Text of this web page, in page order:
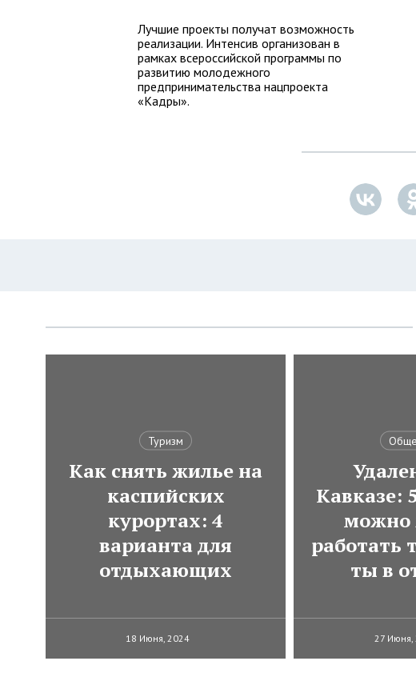
Лучшие проекты получат возможность
реализации. Интенсив организован в
рамках всероссийской программы по
развитию молодежного
предпринимательства нацпроекта
«Кадры».
Туризм
Как снять жилье на
каспийских
курортах: 4
варианта для
отдыхающих
18 Июня, 2024
Кавказе:
можно
работать
ты в
27 Июня,